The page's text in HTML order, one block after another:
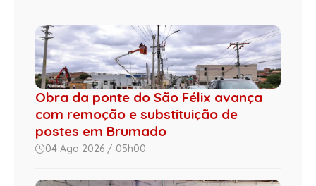
Obra da ponte do São Félix avança
com remoção e substituição de
postes em Brumado
04 Ago 2026 / 05h00